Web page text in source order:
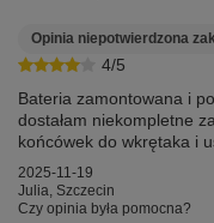
W zestawie
✅ Dedykowany klej
✅ Dedykowana
✅ Narzędzia
4/5
Opinia niepotwierdzona
Bateria zamontowana i
dostałam niekompletne
końcówek do wkrętaka i
2025-11-19
Julia, Szczecin
Czy opinia była pomocna?